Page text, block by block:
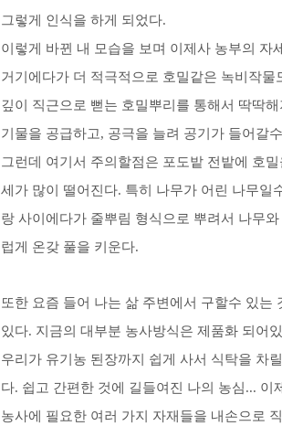
그렇게 인식을 하게 되었다.
이렇게 바뀐 내 모습을 보며 이제사 농부의 자
거기에다가 더 적극적으로 호밀같은 녹비작
깊이 직근으로 뻗는 호밀뿌리를 통해서 딱딱
기물을 공급하고, 공극을 늘려 공기가 들어갈
그런데 여기서 주의할점은 포도밭 전밭에 호
세가 많이 떨어진다. 특히 나무가 어린 나무일
랑 사이에다가 줄뿌림 형식으로 뿌려서 나무
럽게 온갖 풀을 키운다.
또한 요즘 들어 나는 삶 주변에서 구할수 있
있다. 지금의 대부분 농사방식은 제품화 되어
우리가 유기농 된장까지 쉽게 사서 식탁을 차
다. 쉽고 간편한 것에 길들여진 나의 농심... 이
농사에 필요한 여러 가지 자재들을 내손으로